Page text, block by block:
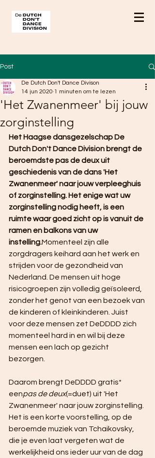
Post
'Het Zwanenmeer' bij jouw
zorginstelling
De Dutch Don't Dance Divison
14 jun 2020 1 minuten om te lezen
Het Haagse dansgezelschap De
Dutch Don't Dance Division brengt de
beroemdste pas de deux uit
geschiedenis van de dans 'Het
Zwanenmeer' naar jouw verpleeghuis
of zorginstelling. Het enige wat uw
zorginstelling nodig heeft, is een
ruimte waar goed zicht op is vanuit de
ramen en balkons van uw
instelling.Momenteel zijn alle
zorgdragers keihard aan het werk en
strijden voor de gezondheid van
Nederland. De mensen uit hoge
risicogroepen zijn volledig geïsoleerd,
zonder het genot van een bezoek van
de kinderen of kleinkinderen. Juist
voor deze mensen zet DeDDDD zich
momenteel hard in en wil bij deze
mensen een lach op gezicht
bezorgen.
Daarom brengt DeDDDD gratis*
eenpas de deux(=duet) uit 'Het
Zwanenmeer' naar jouw zorginstelling.
Het is een korte voorstelling, op de
beroemde muziek van Tchaikovsky,
die je even laat vergeten wat de
werkelijkheid ons ieder uur van de dag